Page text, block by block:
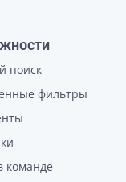
поиск
фильтры
команде